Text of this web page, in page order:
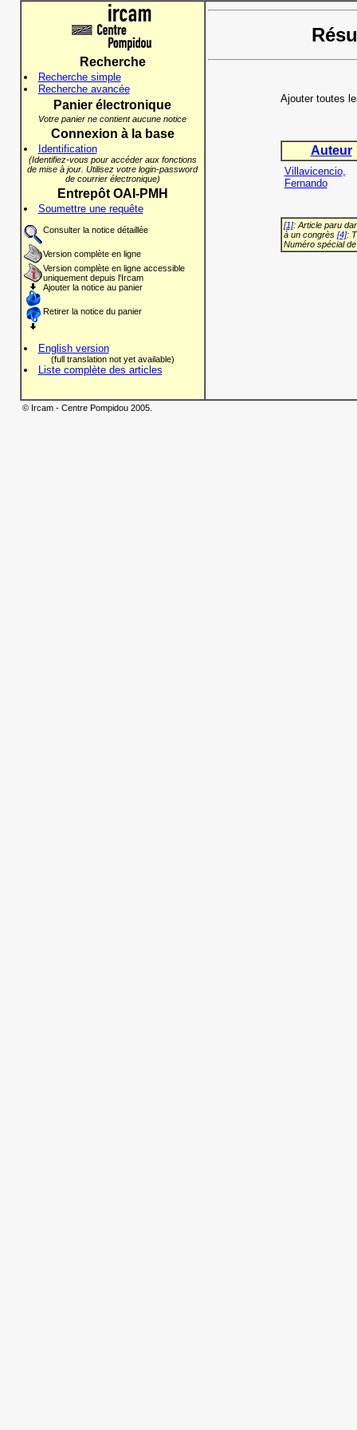
Recherche
Recherche simple
Recherche avancée
Panier électronique
Votre panier ne contient aucune notice
Connexion à la base
Identification
(Identifiez-vous pour accéder aux fonctions
de mise à jour. Utilisez votre login-password
de courrier électronique)
Entrepôt OAI-PMH
Soumettre une requête
Consulter la notice détaillée
Version complète en ligne
Version complète en ligne accessible
uniquement depuis l'Ircam
Ajouter la notice au panier
Retirer la notice du panier
English version
(full translation not yet available)
Liste complète des articles
Ajouter toutes
Auteur
Villavicencio,
Fernando
[1]: Article paru
à un congrès [4]:
Numéro spécial
© Ircam - Centre Pompidou 2005.